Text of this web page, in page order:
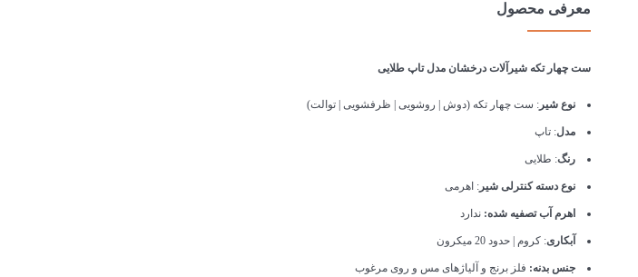
معرفی محصول
ست چهار تکه شیرآلات درخشان مدل تاپ طلایی
نوع شیر : ست چهار تکه (دوش | روشویی | ظرفشویی | توالت)
مدل: تاپ
رنگ: طلایی
نوع دسته کنترلی شیر : اهرمی
اهرم آب تصفیه شده: ندارد
آبکاری: کروم | حدود 20 میکرون
جنس بدنه: فلز برنج و آلیاژهای مس و روی مرغوب